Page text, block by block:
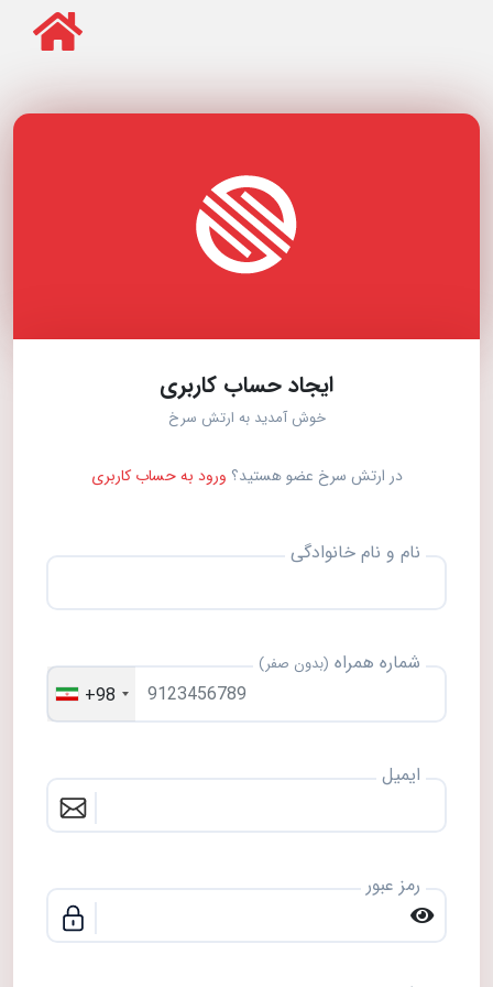
ایجاد حساب کاربری
خوش آمدید به ارتش سرخ
در ارتش سرخ عضو هستید؟ ورود به حساب کاربری
نام و نام خانوادگی
شماره همراه (بدون صفر)
+98
ایمیل
رمز عبور